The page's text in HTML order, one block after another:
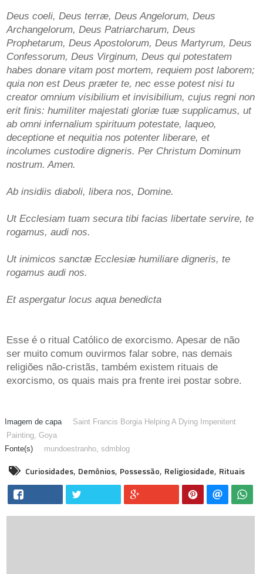
Deus coeli, Deus terræ, Deus Angelorum, Deus
Archangelorum, Deus Patriarcharum, Deus
Prophetarum, Deus Apostolorum, Deus Martyrum, Deus
Confessorum, Deus Virginum, Deus qui potestatem
habes donare vitam post mortem, requiem post laborem;
quia non est Deus præter te, nec esse potest nisi tu
creator omnium visibilium et invisibilium, cujus regni non
erit finis: humiIiter majestati gloriæ tuæ supplicamus, ut
ab omni infernalium spirituum potestate, laqueo,
deceptione et nequitia nos potenter liberare, et
incolumes custodire digneris. Per Christum Dominum
nostrum. Amen.
Ab insidiis diaboli, libera nos, Domine.
Ut Ecclesiam tuam secura tibi facias libertate servire, te
rogamus, audi nos.
Ut inimicos sanctæ Ecclesiæ humiliare digneris, te
rogamus audi nos.
Et aspergatur locus aqua benedicta
Esse é o ritual Católico de exorcismo. Apesar de não
ser muito comum ouvirmos falar sobre, nas demais
religiões não-cristãs, também existem rituais de
exorcismo, os quais mais pra frente irei postar sobre.
Saint Francis Borgia Helping A Dying Impenitent
Painting, Goya
mundoestranho, sdmblog
Curiosidades, Demônios, Possessão, Religiosidade, Rituais